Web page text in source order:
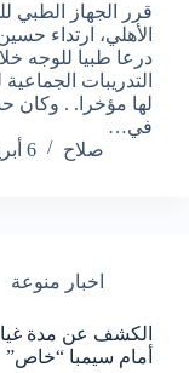
قرر الجهاز الطبي
الأهلي، ارتداء
درعا طبيا للوجه
التدريبات
لها مؤخرا. . وكان
في…
صلاح
6 أبريل، 2024
اخبار منوعة
الكشف عن مدة
أمام سيمبا “خاص”